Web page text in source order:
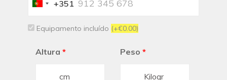
Portugal
+351
Equipamento incluído (+€0.00)
Altura * Peso *